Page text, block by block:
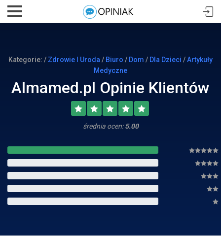
Kategorie: / Zdrowie I Uroda / Biuro / Dom / Dla Dzieci /Artykuły
Medyczne
Almamed.pl Opinie Klientów
średnia ocen:5.00